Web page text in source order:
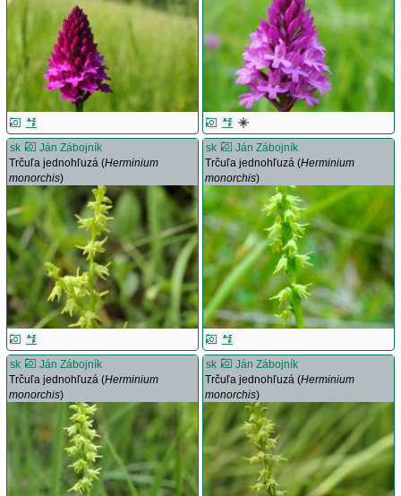
sk
Ján Zábojník
Trčuľa jednohľuzá (Herminium
monorchis)
sk
Ján Zábojník
Trčuľa jednohľuzá (Herminium
monorchis)
sk
Ján Zábojník
Trčuľa jednohľuzá (Herminium
monorchis)
sk
Ján Zábojník
Trčuľa jednohľuzá (Herminium
monorchis)